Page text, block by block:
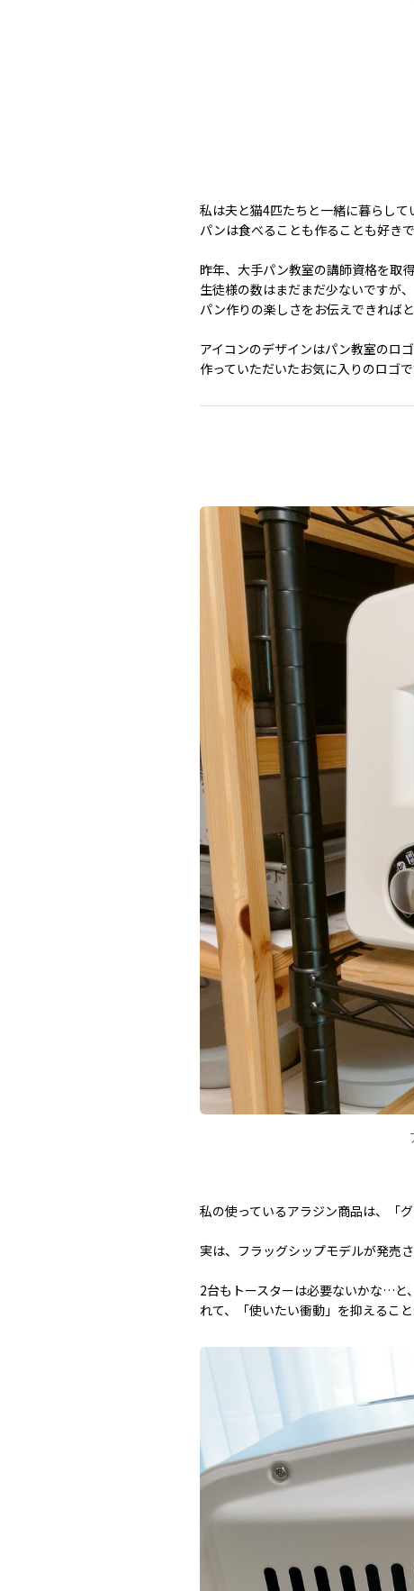
私は夫と猫4匹たちと一緒に暮らして
パンは食べることも作ることも好き
昨年、大手パン教室の講師資格を取
生徒様の数はまだまだ少ないですが
パン作りの楽しさをお伝えできればと
アイコンのデザインはパン教室のロ
作っていただいたお気に入りのロゴで
私の使っているアラジン商品は、「
実は、フラッグシップモデルが発売
2台もトースターは必要ないかな…と
れて、「使いたい衝動」を抑えるこ